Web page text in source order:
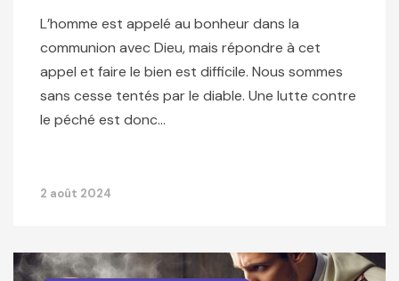
L’homme est appelé au bonheur dans la
communion avec Dieu, mais répondre à cet
appel et faire le bien est difficile. Nous sommes
sans cesse tentés par le diable. Une lutte contre
le péché est donc…
2 août 2024